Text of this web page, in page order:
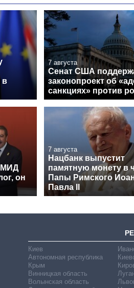
в
7 августа
Сенат США
законопроект об
санкциях» против
МИД
он
7 августа
Нацбанк выпустит
памятную монету в
Папы Римского
Павла II
Киев
Автономная республика
Крым
Винницкая область
Волынская область